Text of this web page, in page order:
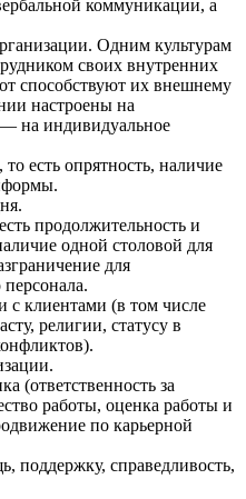
коммуникации, а
Одним культурам
своих внутренних
способствуют их внешнему
настроены на
— на индивидуальное
есть опрятность, наличие
продолжительность и
одной столовой для
для
с клиентами (в том числе
религии, статусу в
(ответственность за
работы, оценка работы и
по карьерной
поддержку, справедливость,